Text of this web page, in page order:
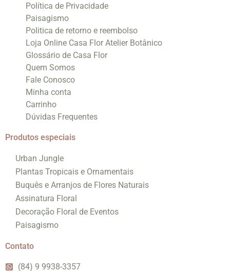
Política de Privacidade
Paisagismo
Politica de retorno e reembolso
Loja Online Casa Flor Atelier Botânico
Glossário de Casa Flor
Quem Somos
Fale Conosco
Minha conta
Carrinho
Dúvidas Frequentes
Produtos especiais
Urban Jungle
Plantas Tropicais e Ornamentais
Buquês e Arranjos de Flores Naturais
Assinatura Floral
Decoração Floral de Eventos
Paisagismo
Contato
(84) 9 9938-3357